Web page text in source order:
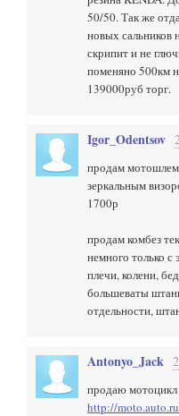
50/50. Так же
новых сальников
скрипит и не
поменяно 500км
139000руб торг.
Igor_Odentsov
продам
зеркальным
1700р
продам комбез
немного только с
плечи, колени,
большеваты
отдельности,
Antonyo_Jack
продаю мотоцикл
http://